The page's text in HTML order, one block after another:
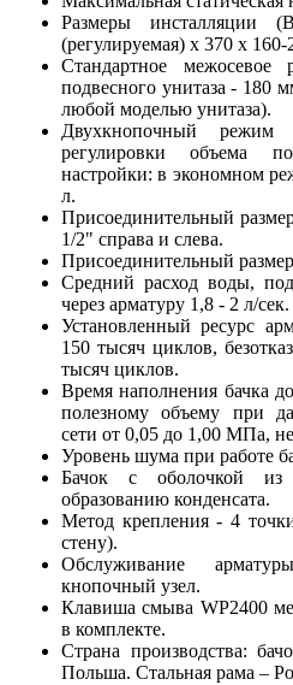
Размеры
(регулируемая) х 370 х 160-
Стандартное межосевое
подвесного унитаза - 180
любой моделью унитаза).
Двухкнопочный
регулировки объема
настройки: в экономном
л.
Присоединительный
1/2" справа и слева.
Присоединительный
Средний расход воды,
через арматуру 1,8 - 2 л/сек.
Установленный ресурс
150 тысяч циклов,
тысяч циклов.
Время наполнения бачка
полезному объему при
сети от 0,05 до 1,00 МПа,
Уровень шума при работе
Бачок с оболочкой из
образованию конденсата.
Метод крепления - 4
стену).
Обслуживание
кнопочный узел.
Клавиша смыва WP2400
в комплекте.
Страна производства:
Польша. Стальная рама –